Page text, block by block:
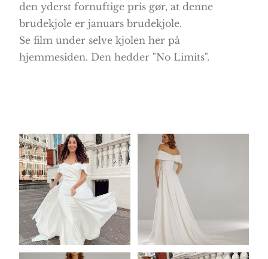
den yderst fornuftige pris gør, at denne
brudekjole er januars brudekjole.
Se film under selve kjolen her på
hjemmesiden. Den hedder "No Limits".